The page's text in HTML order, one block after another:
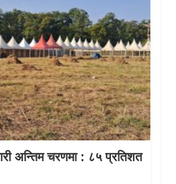
अन्तिम चरणमा : ८५ प्रतिशत